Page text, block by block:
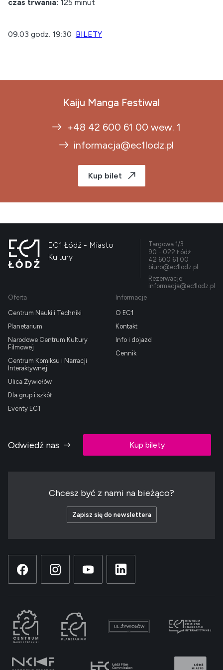
czas trwania: 125 minut
09.03 godz. 19:30 BILETY
Kaiju Manga Festiwal
+48 42 600 61 00 wew. 1
informacja@ec1lodz.pl
Kup bilet
EC1 Łódź - Miasto
Kultury
Targowa 1/3
90 - 022 Łódź
42 600 61 00
biuro@ec1lodz.pl
Rezerwacje:
informacja@ec1lodz.pl
Oferta
Centrum Nauki i Techniki
Planetarium
Narodowe Centrum Kultury
Filmowej
Centrum Komiksu i Narracji
Interaktywnej
Ulica Żywiołów
Dla grup i szkół
Eventy EC1
Informacje
O EC1
Kontakt
Info i dojazd
Cennik
Odwiedź nas Kup bilety
Chcesz być z nami na bieżąco?
Zapisz się do newslettera